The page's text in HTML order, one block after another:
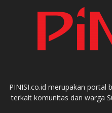
PINISI.co.id merupakan portal
terkait komunitas dan warga